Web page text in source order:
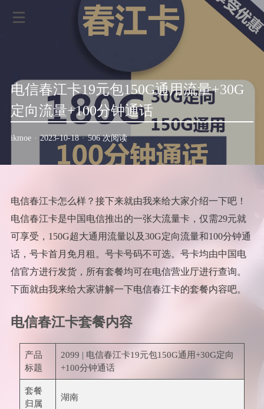
电信春江卡19元包150G通用流量+30G
定向流量+100分钟通话
ikmoe · 2023-10-18 · 506 次阅读
电信春江卡怎么样？接下来就由我来给大家介绍一下吧！
电信春江卡是中国电信推出的一张大流量卡，仅需29元就
可享受，150G超大通用流量以及30G定向流量和100分钟通
话，号卡首月免月租。号卡号码不可选。号卡均由中国电
信官方进行发货，所有套餐均可在电信营业厅进行查询。
下面就由我来给大家讲解一下电信春江卡的套餐内容吧。
电信春江卡套餐内容
产品
标题
2099 | 电信春江卡19元包150G通用+30G定向
+100分钟通话
套餐
归属
湖南